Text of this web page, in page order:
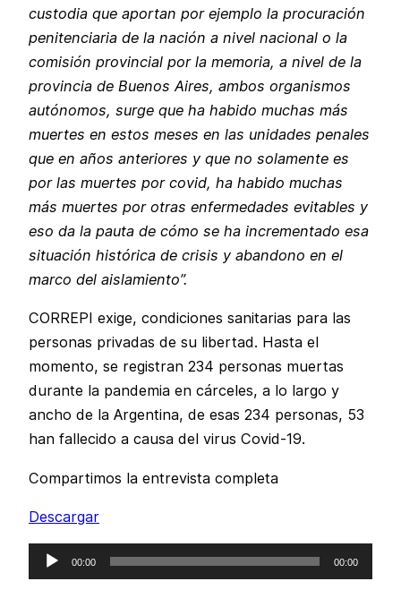
custodia que aportan por ejemplo la procuración
penitenciaria de la nación a nivel nacional o la
comisión provincial por la memoria, a nivel de la
provincia de Buenos Aires, ambos organismos
autónomos, surge que ha habido muchas más
muertes en estos meses en las unidades penales
que en años anteriores y que no solamente es
por las muertes por covid, ha habido muchas
más muertes por otras enfermedades evitables y
eso da la pauta de cómo se ha incrementado esa
situación histórica de crisis y abandono en el
marco del aislamiento”.
CORREPI exige, condiciones sanitarias para las
personas privadas de su libertad. Hasta el
momento, se registran 234 personas muertas
durante la pandemia en cárceles, a lo largo y
ancho de la Argentina, de esas 234 personas, 53
han fallecido a causa del virus Covid-19.
Compartimos la entrevista completa
Descargar
Reproductor
de
00:00 00:00